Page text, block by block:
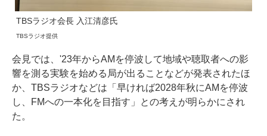
TBSラジオ会長 入江清彦氏
TBSラジオ提供
会見では、'23年からAMを停波して地域や聴取者への影
響を測る実験を始める局が出ることなどが発表されたほ
か、TBSラジオなどは「早ければ2028年秋にAMを停波
し、FMへの一本化を目指す」との考えが明らかにされ
た。